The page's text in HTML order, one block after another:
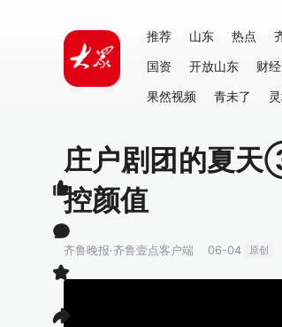
推荐 山东 热点
国资
开放山东 财经
果然视频
青未了
庄户剧团的夏天
控颜值
齐鲁晚报·齐鲁壹点客户端 06-04 原创